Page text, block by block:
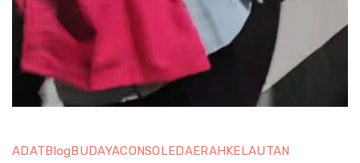
ADATBlogBUDAYACONSOLEDAERAHKELAUTAN